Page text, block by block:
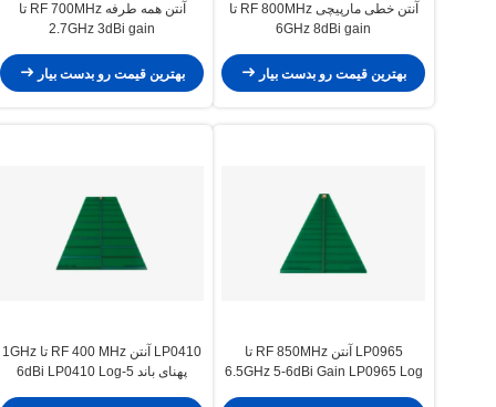
آنتن خطی مارپیچی RF 800MHz تا
6GHz 8dBi gain
بهترین قیمت رو بدست بیار
آنتن همه طرفه RF 700MHz تا
2.7GHz 3dBi gain
بهترین قیمت رو بدست بیار
LP0965 آنتن RF 850MHz تا
6.5GHz 5-6dBi Gain LP0965 Log
LP0410 آنتن RF 400 MHz تا 1GHz
پهنای باند 5-6dBi LP0410 Log